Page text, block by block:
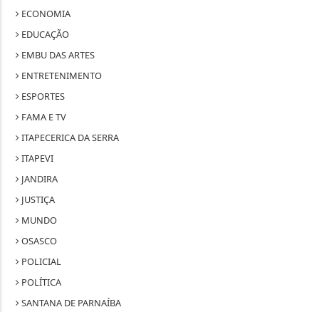
ECONOMIA
EDUCAÇÃO
EMBU DAS ARTES
ENTRETENIMENTO
ESPORTES
FAMA E TV
ITAPECERICA DA SERRA
ITAPEVI
JANDIRA
JUSTIÇA
MUNDO
OSASCO
POLICIAL
POLÍTICA
SANTANA DE PARNAÍBA